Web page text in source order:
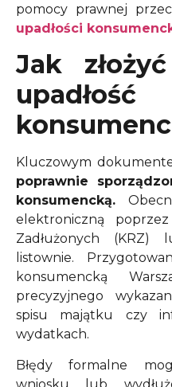
pomocy prawnej
upadłości
Jak
upadłość
Kluczowym
poprawnie
konsumencką.
elektroniczną
Zadłużonych
listownie.
konsumencką
precyzyjnego
spisu majątku czy
wydatkach.
Błędy formalne